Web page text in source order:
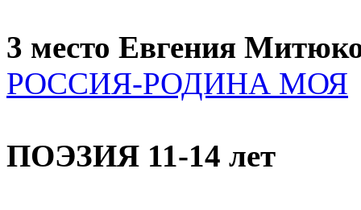
3 место Евгения
РОССИЯ-РОДИНА МОЯ
ПОЭЗИЯ 11-14 лет